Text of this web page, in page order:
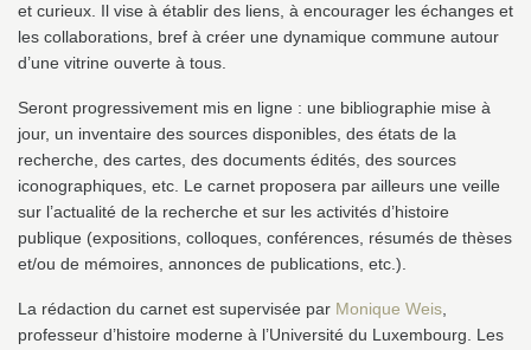
et curieux. Il vise à établir des liens, à encourager les échanges et
les collaborations, bref à créer une dynamique commune autour
d’une vitrine ouverte à tous.
Seront progressivement mis en ligne : une bibliographie mise à
jour, un inventaire des sources disponibles, des états de la
recherche, des cartes, des documents édités, des sources
iconographiques, etc. Le carnet proposera par ailleurs une veille
sur l’actualité de la recherche et sur les activités d’histoire
publique (expositions, colloques, conférences, résumés de thèses
et/ou de mémoires, annonces de publications, etc.).
La rédaction du carnet est supervisée par Monique Weis
professeur d’histoire moderne à l’Université du Luxembourg. Les